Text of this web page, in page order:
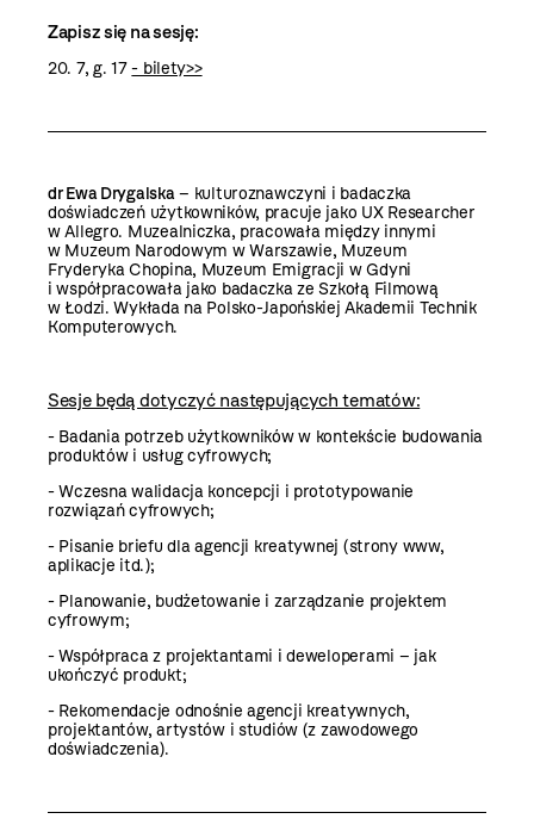
Zapisz się na sesję:
20. 7, g. 17- bilety>>
dr Ewa Drygalska– kulturoznawczyni i badaczka
doświadczeń użytkowników, pracuje jako UX Researcher
w Allegro. Muzealniczka, pracowała między innymi
w Muzeum Narodowym w Warszawie, Muzeum
Fryderyka Chopina, Muzeum Emigracji w Gdyni
i współpracowała jako badaczka ze Szkołą Filmową
w Łodzi. Wykłada na Polsko-Japońskiej Akademii Technik
Komputerowych.
Sesje będą dotyczyć następujących tematów:
- Badania potrzeb użytkowników w kontekście budowania
produktów i usług cyfrowych;
- Wczesna walidacja koncepcji i prototypowanie
rozwiązań cyfrowych;
- Pisanie briefu dla agencji kreatywnej (strony www,
aplikacje itd.);
- Planowanie, budżetowanie i zarządzanie projektem
cyfrowym;
- Współpraca z projektantami i deweloperami – jak
ukończyć produkt;
- Rekomendacje odnośnie agencji kreatywnych,
projektantów, artystów i studiów (z zawodowego
doświadczenia).